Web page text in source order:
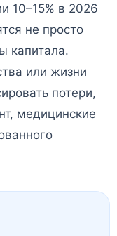
10–15% в 2026
не просто
капитала.
или жизни
потери,
медицинские